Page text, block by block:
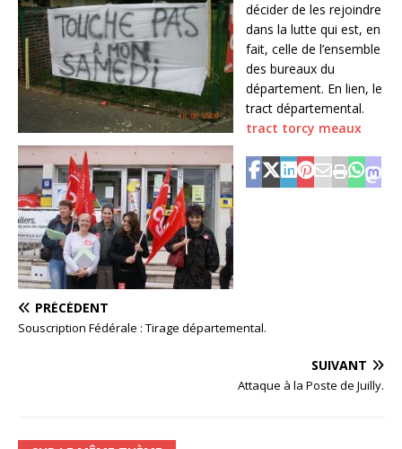
décider de les rejoindre
dans la lutte qui est, en
fait, celle de l’ensemble
des bureaux du
département. En lien, le
tract départemental.
tract torcy meaux
PRÉCÉDENT
Souscription Fédérale : Tirage départemental.
SUIVANT
Attaque à la Poste de Juilly.